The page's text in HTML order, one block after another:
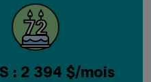
: 2 394 $/mois